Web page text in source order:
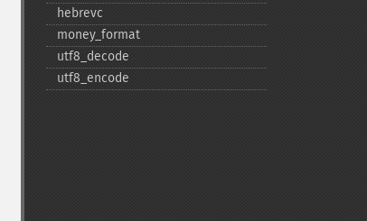
hebrevc
money_​format
utf8_​decode
utf8_​encode